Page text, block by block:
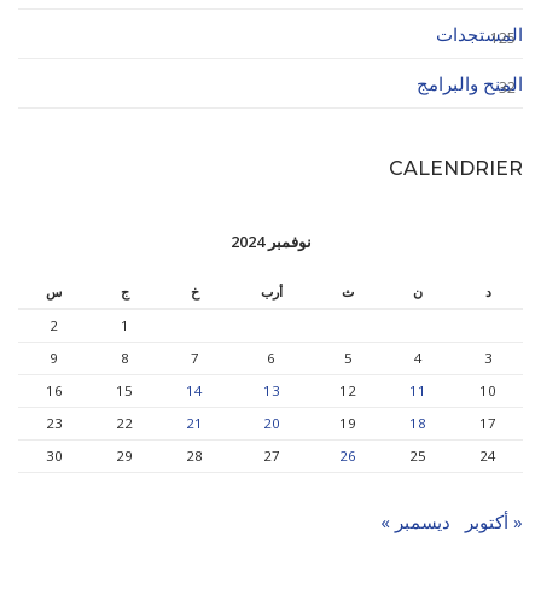
المستجدات
125
المنح والبرامج
32
CALENDRIER
نوفمبر 2024
د ن ث أرب خ ج
س
1
2
3
4
5
6
7
8
9
10
11
12
13
14
15
16
17
18
19
20
21
22
23
24
25
26
27
28
29
30
« أكتوبر ديسمبر »